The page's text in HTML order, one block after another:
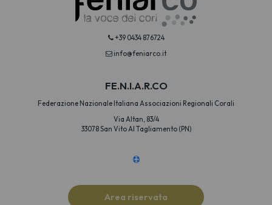
+39 0434 876724
info@feniarco.it
FE.N.I.A.R.CO
Federazione Nazionale Italiana Associazioni Regionali Corali
Via Altan, 83/4
33078 San Vito Al Tagliamento (PN)
Area riservata